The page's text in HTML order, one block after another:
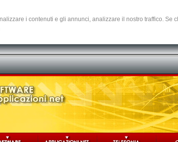
i contenuti e gli annunci, analizzare il nostro traffico. Se